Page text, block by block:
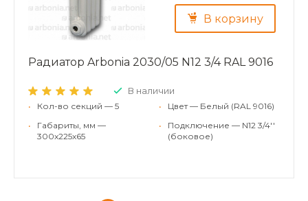
В корзину
Радиатор Arbonia 2030/05 N12 3/4 RAL 9016
В наличии
•
Кол-во секций — 5
•
Габариты, мм —
300x225x65
•
Цвет — Белый (RAL 9016)
•
Подключение — N12 3/4''
(боковое)